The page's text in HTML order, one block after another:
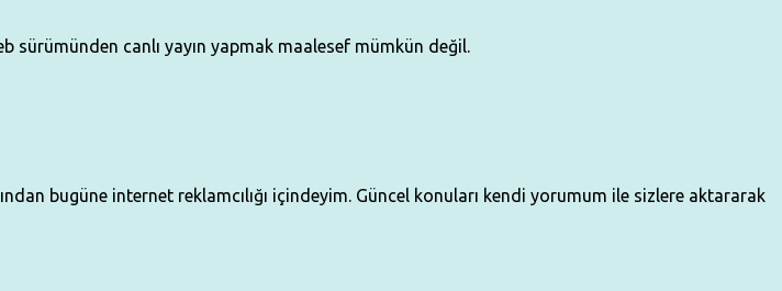
sürümünden canlı yayın yapmak maalesef mümkün değil.
bugüne internet reklamcılığı içindeyim. Güncel konuları kendi yorumum ile sizlere aktararak